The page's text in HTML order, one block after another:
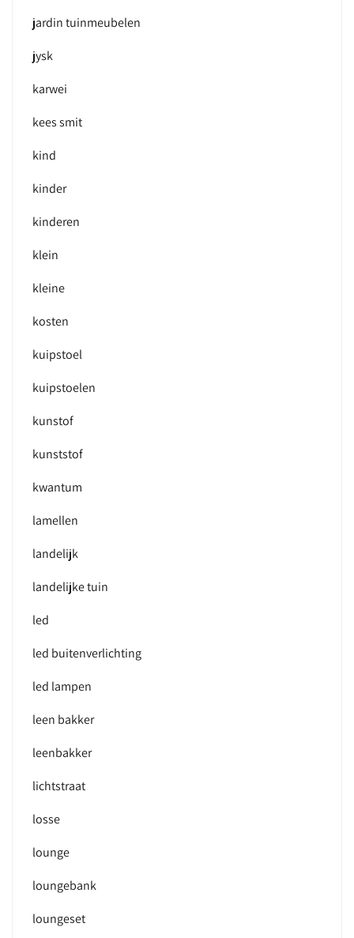
jardin tuinmeubelen
jysk
karwei
kees smit
kind
kinder
kinderen
klein
kleine
kosten
kuipstoel
kuipstoelen
kunstof
kunststof
kwantum
lamellen
landelijk
landelijke tuin
led
led buitenverlichting
led lampen
leen bakker
leenbakker
lichtstraat
losse
lounge
loungebank
loungeset